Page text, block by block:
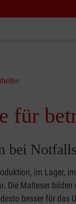
für
bei
im Lager,
Die Malteser
besser für